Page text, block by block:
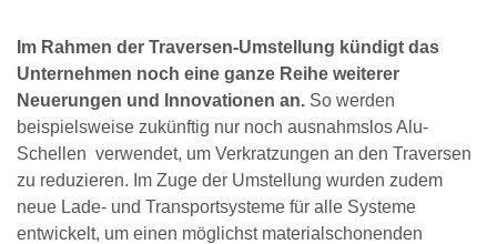
Im Rahmen der Traversen-Umstellung kündigt das
Unternehmen noch eine ganze Reihe weiterer
Neuerungen und Innovationen an. So werden
beispielsweise zukünftig nur noch ausnahmslos Alu-
Schellen verwendet, um Verkratzungen an den Traversen
zu reduzieren. Im Zuge der Umstellung wurden zudem
neue Lade- und Transportsysteme für alle Systeme
entwickelt, um einen möglichst materialschonenden